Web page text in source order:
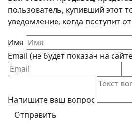
пользователь, купивший этот
уведомление, когда поступит
Имя
Email (не будет показан на
Напишите ваш вопрос
Отправить